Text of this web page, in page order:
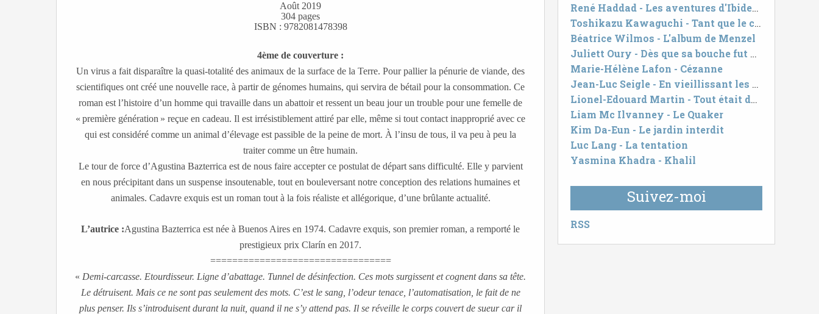
René Haddad - Les aventures d'Ibidem Serpicon
Toshikazu Kawaguchi - Tant que le café est encore chaud
Béatrice Wilmos - L'album de Menzel
Juliett Oury - Dès que sa bouche fut pleine
Marie-Hélène Lafon - Cézanne
Jean-Luc Seigle - En vieillissant les hommes pleurent
Lionel-Edouard Martin - Tout était devenu trop blanc
Liam Mc Ilvanney - Le Quaker
Kim Da-Eun - Le jardin interdit
Luc Lang - La tentation
Yasmina Khadra - Khalil
Suivez-moi
RSS
Août 2019
304 pages
ISBN : 9782081478398
4ème de couverture :
Un virus a fait disparaître la quasi-totalité des animaux de la surface de la Terre. Pour pallier la pénurie de viande, des
scientifiques ont créé une nouvelle race, à partir de génomes humains, qui servira de bétail pour la consommation. Ce
roman est l’histoire d’un homme qui travaille dans un abattoir et ressent un beau jour un trouble pour une femelle de
« première génération » reçue en cadeau. Il est irrésistiblement attiré par elle, même si tout contact inapproprié avec ce
qui est considéré comme un animal d’élevage est passible de la peine de mort. À l’insu de tous, il va peu à peu la
traiter comme un être humain.
Le tour de force d’Agustina Bazterrica est de nous faire accepter ce postulat de départ sans difficulté. Elle y parvient
en nous précipitant dans un suspense insoutenable, tout en bouleversant notre conception des relations humaines et
animales. Cadavre exquis est un roman tout à la fois réaliste et allégorique, d’une brûlante actualité.
L’autrice :Agustina Bazterrica est née à Buenos Aires en 1974. Cadavre exquis, son premier roman, a remporté le
prestigieux prix Clarín en 2017.
=================================
« Demi-carcasse. Etourdisseur. Ligne d’abattage. Tunnel de désinfection. Ces mots surgissent et cognent dans sa tête.
Le détruisent. Mais ce ne sont pas seulement des mots. C’est le sang, l’odeur tenace, l’automatisation, le fait de ne
plus penser. Ils s’introduisent durant la nuit, quand il ne s’y attend pas. Il se réveille le corps couvert de sueur car il